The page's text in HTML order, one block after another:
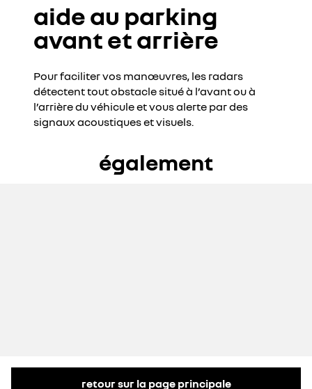
aide au parking
avant et arrière
Pour faciliter vos manœuvres, les radars
détectent tout obstacle situé à l’avant ou à
l’arrière du véhicule et vous alerte par des
signaux acoustiques et visuels.
également
retour sur la page principale